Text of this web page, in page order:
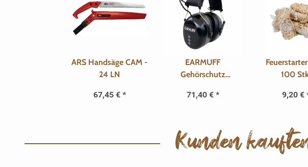
ARS Handsäge CAM -
24 LN
67,45 € *
EARMUFF
Gehörschutz
71,40 € *
100
9,20 €
Kunden